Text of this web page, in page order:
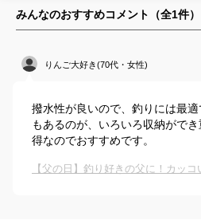
みんなのおすすめコメント（全1件）
りんご大好き(70代・女性)
撥水性が良いので、釣りには最
もあるのが、いろいろ収納がで
得なのでおすすめです。